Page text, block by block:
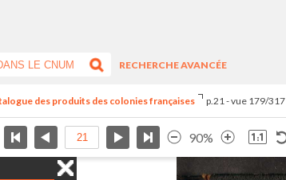
RECHERCHE AVANCÉE
des produits des colonies françaises p.21 - vue 179/317
90%